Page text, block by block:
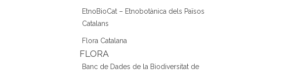
EtnoBioCat – Etnobotànica dels Països
Catalans
Flora Catalana
FLORA
Banc de Dades de la Biodiversitat de